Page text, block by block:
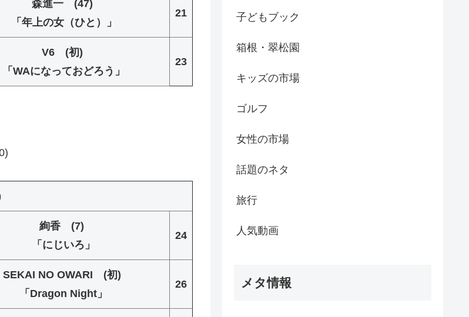
森進一 (47)
「年上の女（ひと）」
21
V6 (初)
「WAになっておどろう」
23
絢香 (7)
「にじいろ」
24
SEKAI NO OWARI (初)
「Dragon Night」
26
子どもブック
箱根・翠松園
キッズの市場
ゴルフ
女性の市場
話題のネタ
旅行
人気動画
メタ情報